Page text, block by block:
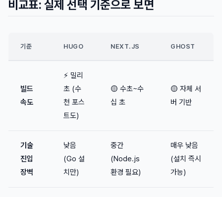
비교표: 실제 선택 기준으로 보면
기준 HUGO NEXT.JS GHOST
빌드
속도
⚡ 밀리
초 (수
천 포스
트도)
🟡 수초~수
십 초
🟡 자체 서
버 기반
기술
진입
장벽
낮음
(Go 설
치만)
중간
(Node.js
환경 필요)
매우 낮음
(설치 즉시
가능)